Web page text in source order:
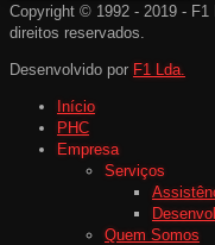
Copyright © 1992 - 2019 -
direitos reservados.
Desenvolvido por F1 Lda.
Início
PHC
Empresa
Serviços
Quem Somos